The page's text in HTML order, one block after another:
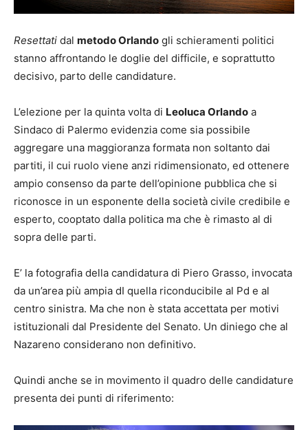
Resettati dal metodo Orlando gli schieramenti politici
stanno affrontando le doglie del difficile, e soprattutto
decisivo, parto delle candidature.
L’elezione per la quinta volta di Leoluca Orlando a
Sindaco di Palermo evidenzia come sia possibile
aggregare una maggioranza formata non soltanto dai
partiti, il cui ruolo viene anzi ridimensionato, ed ottenere
ampio consenso da parte dell’opinione pubblica che si
riconosce in un esponente della società civile credibile e
esperto, cooptato dalla politica ma che è rimasto al di
sopra delle parti.
E’ la fotografia della candidatura di Piero Grasso, invocata
da un’area più ampia dI quella riconducibile al Pd e al
centro sinistra. Ma che non è stata accettata per motivi
istituzionali dal Presidente del Senato. Un diniego che al
Nazareno considerano non definitivo.
Quindi anche se in movimento il quadro delle candidature
presenta dei punti di riferimento: